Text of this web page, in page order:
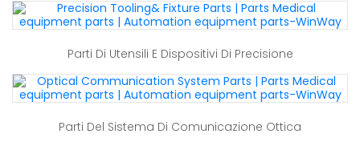
Parti Di Utensili E Dispositivi Di Precisione
Parti Del Sistema Di Comunicazione Ottica